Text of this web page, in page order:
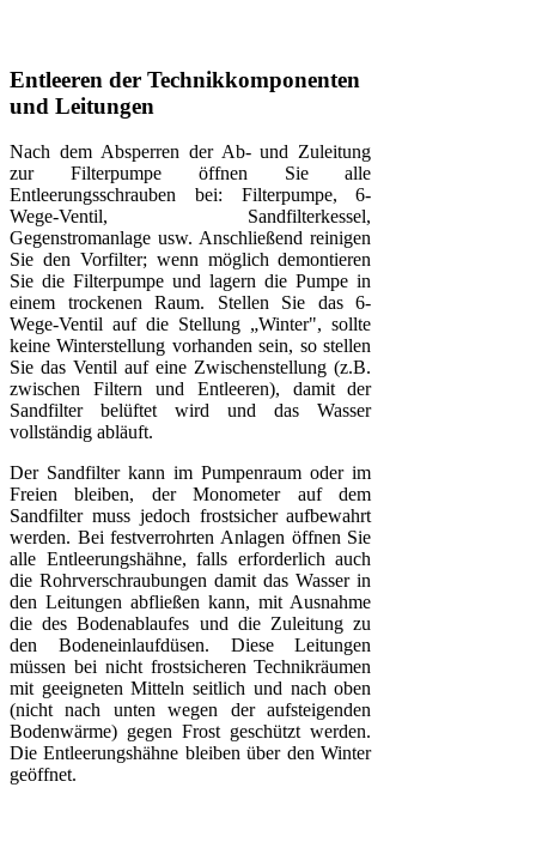
Entleeren der Technikkomponenten
und Leitungen
Nach dem Absperren der Ab- und Zuleitung
zur Filterpumpe öffnen Sie alle
Entleerungsschrauben bei: Filterpumpe, 6-
Wege-Ventil, Sandfilterkessel,
Gegenstromanlage usw. Anschließend reinigen
Sie den Vorfilter; wenn möglich demontieren
Sie die Filterpumpe und lagern die Pumpe in
einem trockenen Raum. Stellen Sie das 6-
Wege-Ventil auf die Stellung „Winter", sollte
keine Winterstellung vorhanden sein, so stellen
Sie das Ventil auf eine Zwischenstellung (z.B.
zwischen Filtern und Entleeren), damit der
Sandfilter belüftet wird und das Wasser
vollständig abläuft.
Der Sandfilter kann im Pumpenraum oder im
Freien bleiben, der Monometer auf dem
Sandfilter muss jedoch frostsicher aufbewahrt
werden. Bei festverrohrten Anlagen öffnen Sie
alle Entleerungshähne, falls erforderlich auch
die Rohrverschraubungen damit das Wasser in
den Leitungen abfließen kann, mit Ausnahme
die des Bodenablaufes und die Zuleitung zu
den Bodeneinlaufdüsen. Diese Leitungen
müssen bei nicht frostsicheren Technikräumen
mit geeigneten Mitteln seitlich und nach oben
(nicht nach unten wegen der aufsteigenden
Bodenwärme) gegen Frost geschützt werden.
Die Entleerungshähne bleiben über den Winter
geöffnet.